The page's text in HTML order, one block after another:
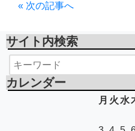
« 次の記事へ
サイト内検索
カレンダー
月 火 水